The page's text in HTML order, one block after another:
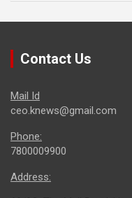
Contact Us
Mail Id
ceo.knews@gmail.com
Phone:
7800009900
Address: